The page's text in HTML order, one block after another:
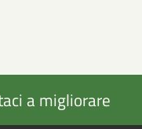
a migliorare